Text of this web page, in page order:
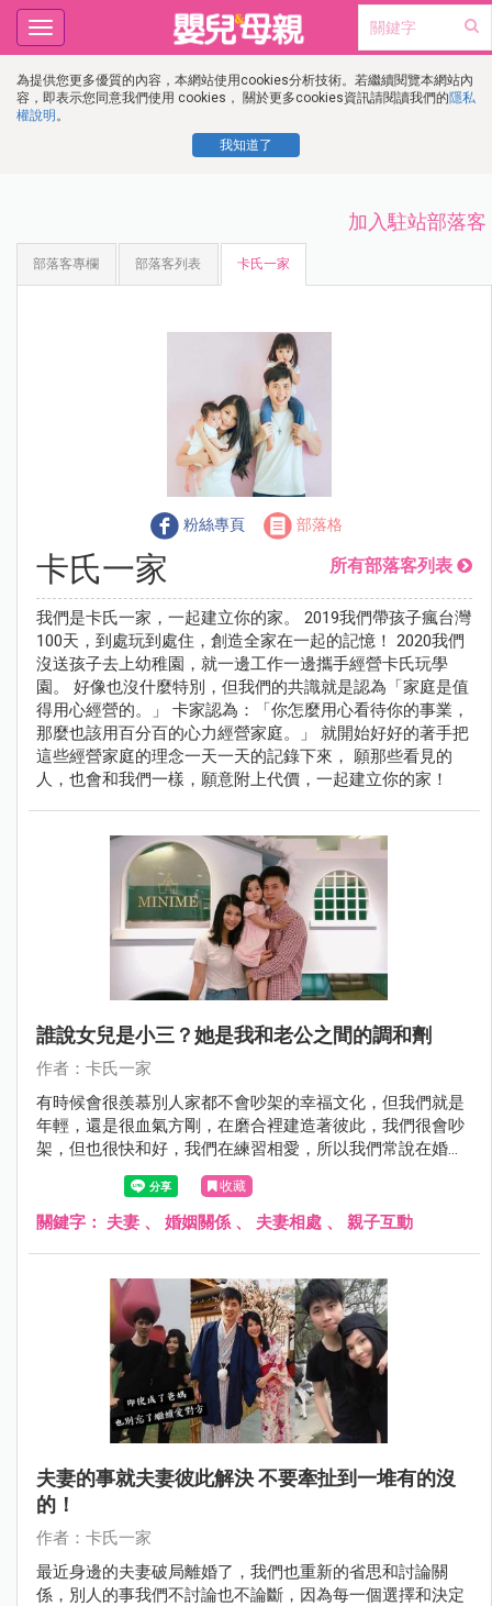
為提供您更多優質的內容，本網站使用cookies分析技術。若繼續閱覽本網站內
容，即表示您同意我們使用 cookies， 關於更多cookies資訊請閱讀我們的隱私
權說明 。
我知道了
Toggle
navigation
加入駐站部落客
部落客專欄 部落客列表 卡氏一家
粉絲專頁 部落格
卡氏一家 所有部落客列表
我們是卡氏一家，一起建立你的家。 2019我們帶孩子瘋台灣
100天，到處玩到處住，創造全家在一起的記憶！ 2020我們
沒送孩子去上幼稚園，就一邊工作一邊攜手經營卡氏玩學
園。 好像也沒什麼特別，但我們的共識就是認為「家庭是值
得用心經營的。」 卡家認為：「你怎麼用心看待你的事業，
那麼也該用百分百的心力經營家庭。」 就開始好好的著手把
這些經營家庭的理念一天一天的記錄下來， 願那些看見的
人，也會和我們一樣，願意附上代價，一起建立你的家！
誰說女兒是小三？她是我和老公之間的調和劑
作者：卡氏一家
有時候會很羨慕別人家都不會吵架的幸福文化，但我們就是
年輕，還是很血氣方剛，在磨合裡建造著彼此，我們很會吵
架，但也很快和好，我們在練習相愛，所以我們常說在婚姻
裡需要不斷的「練愛」。
收藏
關鍵字： 夫妻 、 婚姻關係 、 夫妻相處 、 親子互動
夫妻的事就夫妻彼此解決 不要牽扯到一堆有的沒
的！
作者：卡氏一家
最近身邊的夫妻破局離婚了，我們也重新的省思和討論關
係，別人的事我們不討論也不論斷，因為每一個選擇和決定